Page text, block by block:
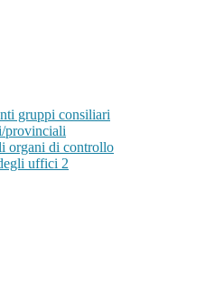
gruppi consiliari
provinciali
organi di controllo
uffici 2